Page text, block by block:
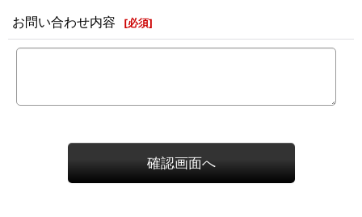
お問い合わせ内容 [必須]
確認画面へ